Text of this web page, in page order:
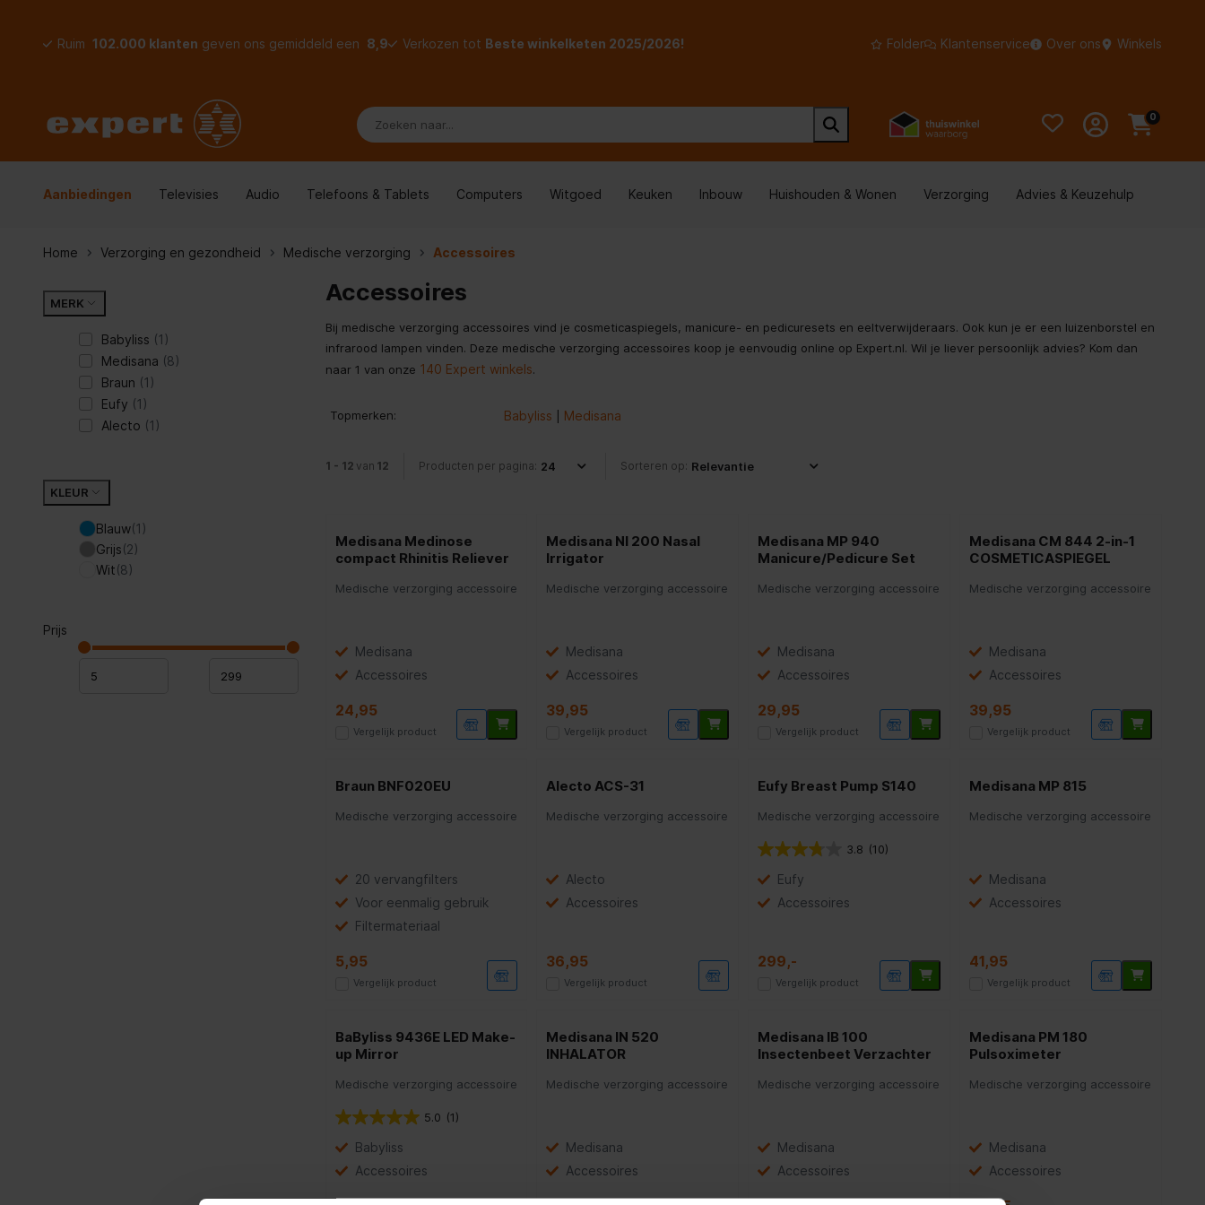
Ruim 102.000 klanten geven ons gemiddeld een 8,9 Verkozen tot Beste winkelketen 2025/2026! Folder Klantenservice Over ons Winkels
0
Aanbiedingen Televisies Audio Telefoons & Tablets Computers Witgoed Keuken Inbouw Huishouden & Wonen Verzorging Advies & Keuzehulp
Home Verzorging en gezondheid Medische verzorging Accessoires
MERK
Babyliss (1)
Medisana (8)
Braun (1)
Eufy (1)
Alecto (1)
KLEUR
Blauw(1)
Grijs(2)
Wit(8)
Prijs
Accessoires
Bij medische verzorging accessoires vind je cosmeticaspiegels, manicure- en pedicuresets en eeltverwijderaars. Ook kun je er een luizenborstel en
infrarood lampen vinden. Deze medische verzorging accessoires koop je eenvoudig online op Expert.nl. Wil je liever persoonlijk advies? Kom dan
naar 1 van onze 140 Expert winkels.
Topmerken: Babyliss Medisana
1 - 12 van 12 Producten per pagina: Sorteren op:
Medisana Medinose
compact Rhinitis Reliever
Medische verzorging accessoire
Medisana
Accessoires
24,95
Vergelijk product
Medisana NI 200 Nasal
Irrigator
Medische verzorging accessoire
Medisana
Accessoires
39,95
Vergelijk product
Medisana MP 940
Manicure/Pedicure Set
Medische verzorging accessoire
Medisana
Accessoires
29,95
Vergelijk product
Medisana CM 844 2-in-1
COSMETICASPIEGEL
Medische verzorging accessoire
Medisana
Accessoires
39,95
Vergelijk product
Braun BNF020EU
Medische verzorging accessoire
20 vervangfilters
Voor eenmalig gebruik
Filtermateriaal
5,95
Vergelijk product
Alecto ACS-31
Medische verzorging accessoire
Alecto
Accessoires
36,95
Vergelijk product
Eufy Breast Pump S140
Medische verzorging accessoire
3.8 (10)
Eufy
Accessoires
299,-
Vergelijk product
Medisana MP 815
Medische verzorging accessoire
Medisana
Accessoires
41,95
Vergelijk product
BaByliss 9436E LED Make-
up Mirror
Medische verzorging accessoire
5.0 (1)
Babyliss
Accessoires
Medisana IN 520
INHALATOR
Medische verzorging accessoire
Medisana
Accessoires
Medisana IB 100
Insectenbeet Verzachter
Medische verzorging accessoire
Medisana
Accessoires
Medisana PM 180
Pulsoximeter
Medische verzorging accessoire
Medisana
Accessoires